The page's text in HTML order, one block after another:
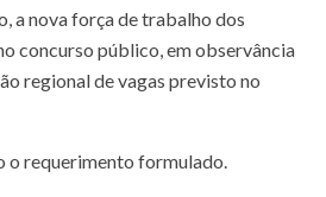
a nova força de trabalho dos
concurso público, em observância
regional de vagas previsto no
o requerimento formulado.